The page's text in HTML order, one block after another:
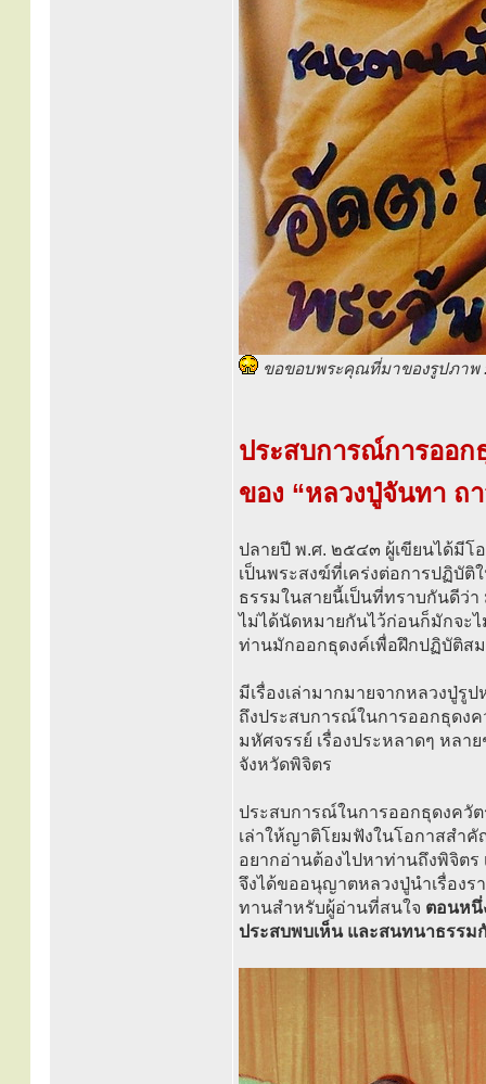
ขอขอบพระคุณที่มาของรูปภาพ
ประสบการณ์การออก
ของ “หลวงปู่จันทา ถา
ปลายปี พ.ศ. ๒๕๔๓ ผู้เขียนได้มีโ
เป็นพระสงฆ์ที่เคร่งต่อการปฏิบัติ
ธรรมในสายนี้เป็นที่ทราบกันดีว่า
ไม่ได้นัดหมายกันไว้ก่อนก็มักจะ
ท่านมักออกธุดงค์เพื่อฝึกปฏิบัติส
มีเรื่องเล่ามากมายจากหลวงปู่รู
ถึงประสบการณ์ในการออกธุดง
มหัศจรรย์ เรื่องประหลาดๆ หลา
จังหวัดพิจิตร
ประสบการณ์ในการออกธุดงควั
เล่าให้ญาติโยมฟังในโอกาสสำคั
อยากอ่านต้องไปหาท่านถึงพิจิตร
จึงได้ขออนุญาตหลวงปู่นำเรื่องร
ทานสำหรับผู้อ่านที่สนใจ ตอนหนึ่
ประสบพบเห็น และสนทนาธรรม